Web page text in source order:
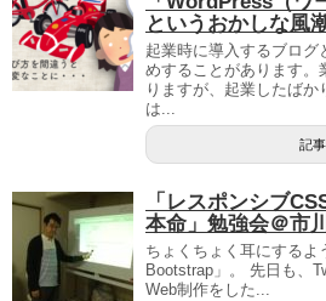
というおかしな風
起業時に導入するブログ
めすることがあります。
りますが、起業したば
は...
記
「レスポンシブ
本命」勉強会＠市
ちょくちょく耳にするよ
Bootstrap」。 先日も、
Web制作をした...